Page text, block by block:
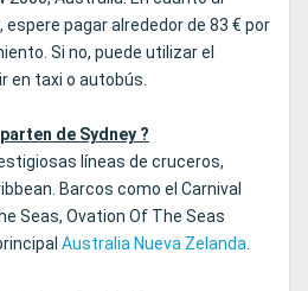
pagar alrededor de 83 € por
Si no, puede utilizar el
en taxi o autobús.
de Sydney ?
líneas de cruceros,
Barcos como el Carnival
Seas, Ovation Of The Seas
Australia Nueva Zelanda.